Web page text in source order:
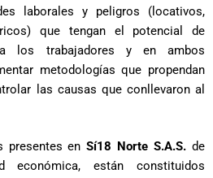
laborales y peligros (locativos,
que tengan el potencial de
los trabajadores y en ambos
metodologías que propendan
las causas que conllevaron al
presentes enSí18 Norte S.A.S. de
están constituidos